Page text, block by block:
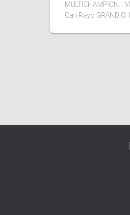
MULTICHAMPION…
Can Rayo GRAND